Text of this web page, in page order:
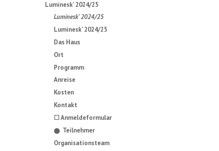
Luminesk' 2024/25
Luminesk' 2024/25
Luminesk' 2024/25
Das Haus
Ort
Programm
Anreise
Kosten
Kontakt
☐ Anmeldeformular
⬤ Teilnehmer
Organisationsteam